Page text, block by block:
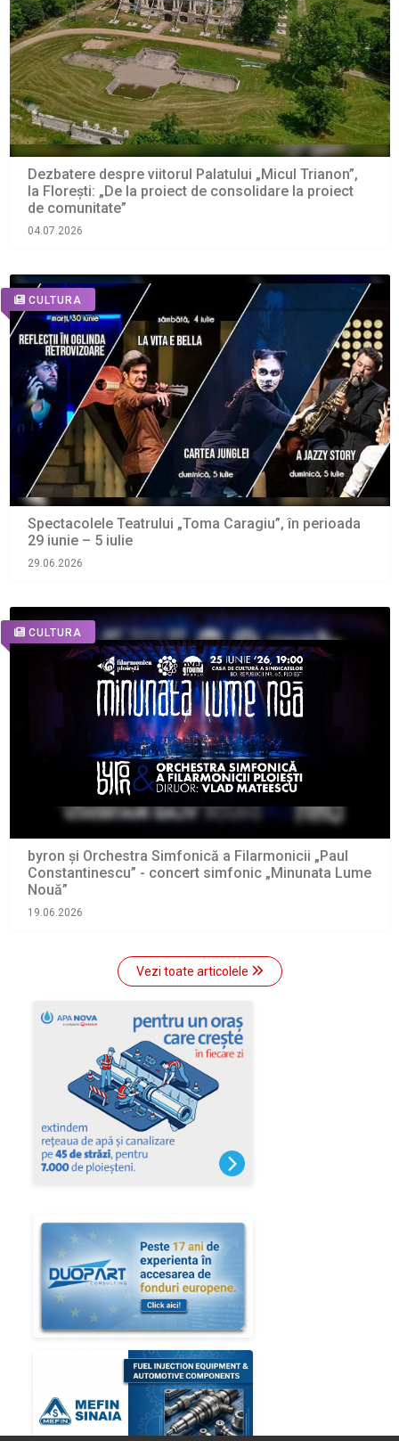
Dezbatere despre viitorul Palatului „Micul Trianon”,
la Florești: „De la proiect de consolidare la proiect
de comunitate”
04.07.2026
CULTURA
Spectacolele Teatrului „Toma Caragiu”, în perioada
29 iunie – 5 iulie
29.06.2026
CULTURA
byron și Orchestra Simfonică a Filarmonicii „Paul
Constantinescu” - concert simfonic „Minunata Lume
Nouă”
19.06.2026
Vezi toate articolele